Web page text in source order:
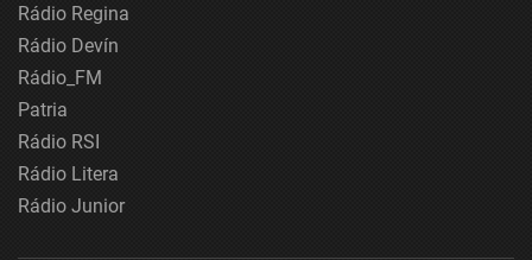
Rádio Regina
Rádio Devín
Rádio_FM
Patria
Rádio RSI
Rádio Litera
Rádio Junior